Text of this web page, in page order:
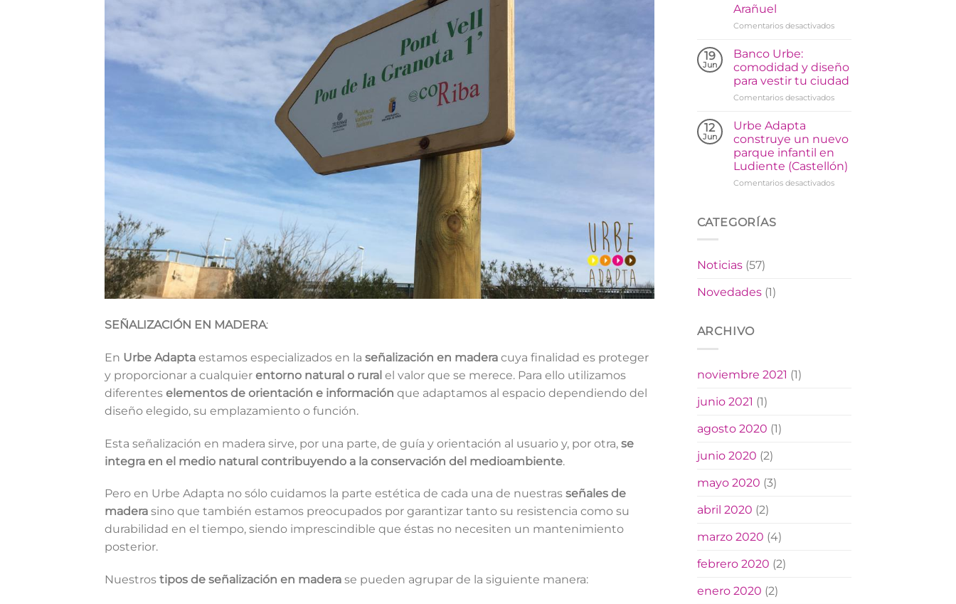
SEÑALIZACIÓN EN MADERA:
En Urbe Adapta estamos especializados en la señalización en madera cuya finalidad es proteger
y proporcionar a cualquier entorno natural o rural el valor que se merece. Para ello utilizamos
diferentes elementos de orientación e información que adaptamos al espacio dependiendo del
diseño elegido, su emplazamiento o función.
Esta señalización en madera sirve, por una parte, de guía y orientación al usuario y, por otra, se
integra en el medio natural contribuyendo a la conservación del medioambiente.
Pero en Urbe Adapta no sólo cuidamos la parte estética de cada una de nuestras señales de
madera sino que también estamos preocupados por garantizar tanto su resistencia como su
durabilidad en el tiempo, siendo imprescindible que éstas no necesiten un mantenimiento
posterior.
Nuestros tipos de señalización en madera se pueden agrupar de la siguiente manera:
Arañuel
Comentarios desactivadosen
instala
un
parque
biosaludable
19
Jun
Banco Urbe:
comodidad y diseño
para vestir tu ciudad
Comentarios desactivadosen
y
diseño
para
vestir
12
Jun
Urbe Adapta
construye un nuevo
parque infantil en
Ludiente (Castellón)
Comentarios desactivadosen
CATEGORÍAS
Noticias(57)
Novedades(1)
ARCHIVO
noviembre 2021 (1)
junio 2021 (1)
agosto 2020 (1)
junio 2020 (2)
mayo 2020 (3)
abril 2020 (2)
marzo 2020 (4)
febrero 2020 (2)
enero 2020 (2)